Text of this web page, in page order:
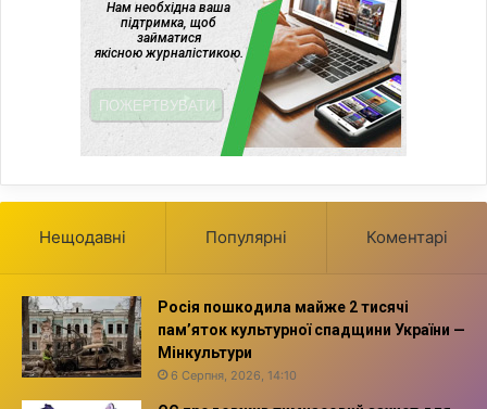
Нещодавні Популярні Коментарі
Росія пошкодила майже 2 тисячі
пам’яток культурної спадщини України —
Мінкультури
6 Серпня, 2026, 14:10